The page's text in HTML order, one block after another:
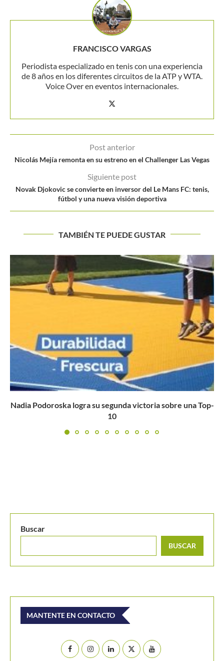
FRANCISCO VARGAS
Periodista especializado en tenis con una experiencia
de 8 años en los diferentes circuitos de la ATP y WTA.
Voice Over en eventos internacionales.
Post anterior
Nicolás Mejía remonta en su estreno en el Challenger Las Vegas
Siguiente post
Novak Djokovic se convierte en inversor del Le Mans FC: tenis,
fútbol y una nueva visión deportiva
TAMBIÉN TE PUEDE GUSTAR
Camila Osorio avanza con autoridad a la segunda ronda
del...
Buscar
BUSCAR
MANTENTE EN CONTACTO